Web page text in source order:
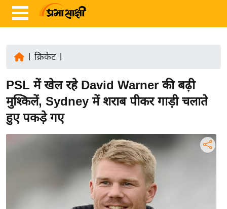
ज़ा
ख
ब
र
क्रिकेट|
PSL में खेल रहे David Warner की बढ़ी
मुश्किलें, Sydney में शराब पीकर गाड़ी चलाते
हुए पकड़े गए